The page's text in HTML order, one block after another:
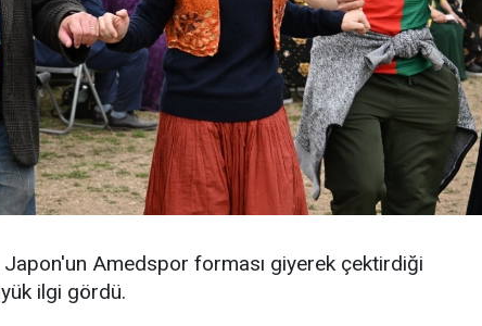
Japon'un Amedspor forması giyerek çektirdiği
ilgi gördü.